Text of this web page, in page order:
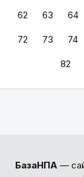
62 63 64
72 73 74
82
БазаНПА —